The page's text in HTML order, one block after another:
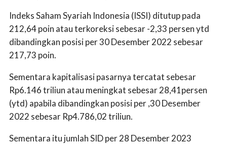
Indeks Saham Syariah Indonesia (ISSI) ditutup pada
212,64 poin atau terkoreksi sebesar -2,33 persen ytd
dibandingkan posisi per 30 Desember 2022 sebesar
217,73 poin.
Sementara kapitalisasi pasarnya tercatat sebesar
Rp6.146 triliun atau meningkat sebesar 28,41persen
(ytd) apabila dibandingkan posisi per ,30 Desember
2022 sebesar Rp4.786,02 triliun.
Sementara itu jumlah SID per 28 Desember 2023